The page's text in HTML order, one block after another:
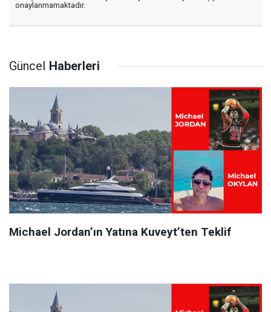
onaylanmamaktadır.
Güncel Haberleri
Michael Jordan’ın Yatına Kuveyt’ten Teklif